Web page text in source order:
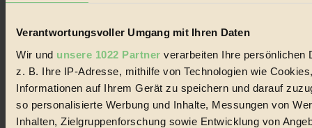
Verantwortungsvoller Umgang mit Ihren Daten
Wir und unsere 1022 Partner verarbeiten Ihre persönlichen
z. B. Ihre IP-Adresse, mithilfe von Technologien wie
Informationen auf Ihrem Gerät zu speichern und darauf
so personalisierte Werbung und Inhalte, Messungen von
Inhalten, Zielgruppenforschung sowie Entwicklung von
Handels mit Bioprodukten, des Fair-Trade sowie der Branche
Social Media
22.601 Fans auf Facebook
3.415 Follower auf Twitter
Folge uns auf Instagram
Themen